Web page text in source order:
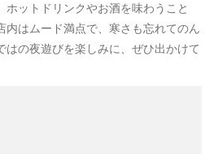
ホットドリンクやお酒を味わうこと
内はムード満点で、寒さも忘れてのん
はの夜遊びを楽しみに、ぜひ出かけて